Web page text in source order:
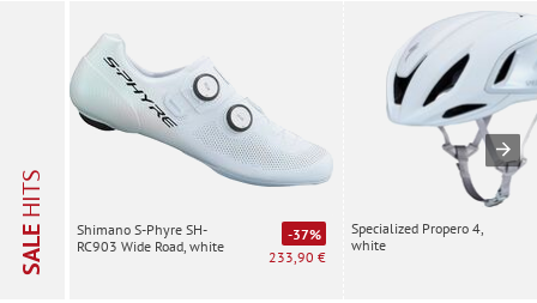
SALE
HITS
Shimano S-Phyre SH-
RC903 Wide Road, white
-37%
233,90 €
Specialized Propero 4,
white